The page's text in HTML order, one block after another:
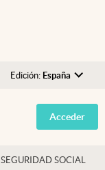
Edición: España
Argentina
España
USA
Acceder
SEGURIDAD SOCIAL